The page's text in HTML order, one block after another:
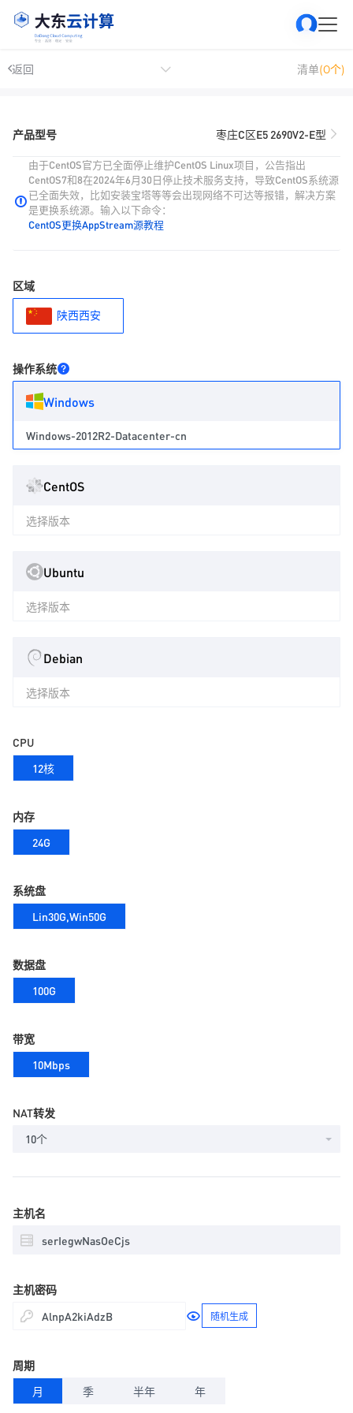
返回 清单(0个)
产品型号 枣庄C区E5 2690V2-E型
由于CentOS官方已全面停止维护CentOS Linux项目，公告指出
CentOS7和8在2024年6月30日停止技术服务支持，导致CentOS系统源
已全面失效，比如安装宝塔等等会出现网络不可达等报错，解决方案
是更换系统源。输入以下命令：
CentOS更换AppStream源教程
区域
陕西西安
操作系统
Windows
Windows-2012R2-Datacenter-cn
CentOS
选择版本
Ubuntu
选择版本
Debian
选择版本
CPU
12核
内存
24G
系统盘
Lin30G,Win50G
数据盘
100G
带宽
10Mbps
NAT转发
10个
主机名
主机密码
随机生成
周期
月
季 半年 年